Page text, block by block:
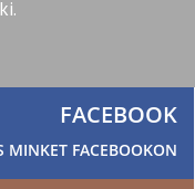
FACEBOOK
MINKET FACEBOOKON